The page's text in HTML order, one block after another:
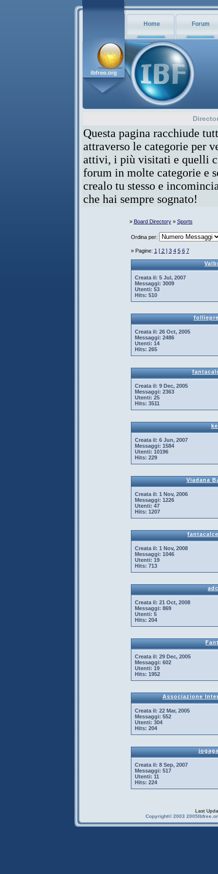
Home Forum
Questa pagina racchiude
attraverso le categorie per
attivi, i più visitati e quelli
forum in molte categorie e
crealo tu stesso e
che hai sempre sognato!
» Board Directory» Sports
Ordina per:
» Pagine: 1 [ 2 ] 3 4 5 6 7
Creata il: 5 Jul, 2007
Messaggi: 3009
Utenti: 53
Hits: 510
Creata il: 26 Oct, 2005
Messaggi: 2486
Utenti: 14
Hits: 265
Creata il: 9 Dec, 2005
Messaggi: 2363
Utenti: 25
Hits: 3511
Creata il: 6 Jun, 2007
Messaggi: 1584
Utenti: 10196
Hits: 229
Viadana
Creata il: 1 Nov, 2006
Messaggi: 1226
Utenti: 47
Hits: 1207
Creata il: 1 Nov, 2008
Messaggi: 1046
Utenti: 19
Hits: 713
Creata il: 21 Oct, 2008
Messaggi: 869
Utenti: 5
Hits: 204
Creata il: 29 Dec, 2005
Messaggi: 602
Utenti: 19
Hits: 1952
Associazione
Creata il: 22 Mar, 2005
Messaggi: 552
Utenti: 304
Hits: 204
Creata il: 8 Sep, 2007
Messaggi: 517
Utenti: 11
Hits: 224
Last
Copyright© 2003